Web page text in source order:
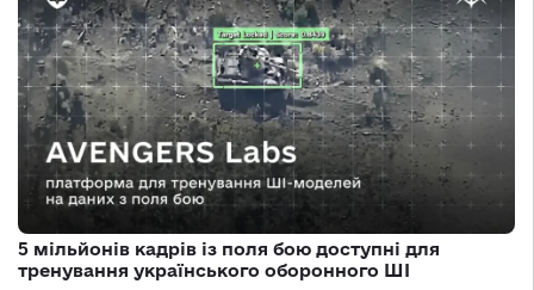
5 мільйонів кадрів із поля бою доступні для
тренування українського оборонного ШІ